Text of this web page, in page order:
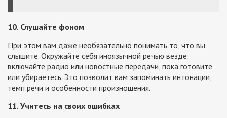
10. Слушайте фоном
При этом вам даже необязательно понимать то, что вы
слышите. Окружайте себя иноязычной речью везде:
включайте радио или новостные передачи, пока готовите
или убираетесь. Это позволит вам запоминать интонации,
темп речи и особенности произношения.
11. Учитесь на своих ошибках